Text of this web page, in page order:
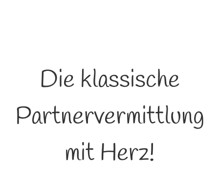
Die klassische
Partnervermittlung
mit Herz!